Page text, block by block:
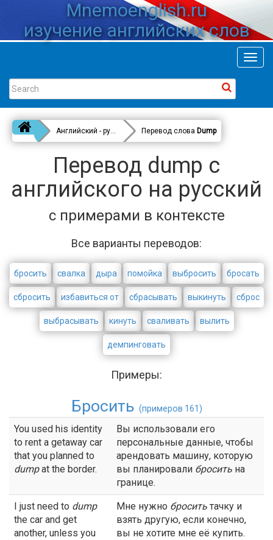
Mnemoenglish.ru
изучение английских слов
Английский - русский Перевод слова Dump
Перевод dump с
английского на русский
с примерами в контексте
Все варианты переводов:
бросить свалка дыра помойка выбросить бросать
сбросить избавиться от сбрасывать выкинуть сброс
выбрасывать кинуть сваливать вылить
демпинговать
Примеры:
Бросить (примеров 161)
You used his identity
to rent a getaway car
that you planned to
dumpat the border.
Вы использовали его
персональные данные, чтобы
арендовать машину, которую
вы планировали бросить на
границе.
I just need to dump
the car and get
another, unless you
Мне нужно бросить тачку и
взять другую, если конечно,
вы не хотите мне её купить.